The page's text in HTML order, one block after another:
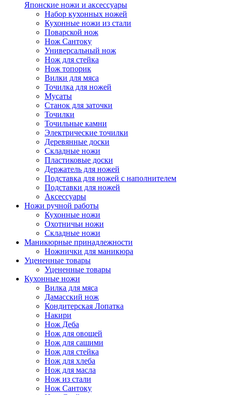
Японские ножи и аксессуары
Набор кухонных ножей
Кухонные ножи из стали
Поварской нож
Нож Сантоку
Универсальный нож
Нож для стейка
Нож топорик
Вилки для мяса
Точилка для ножей
Мусаты
Станок для заточки
Точилки
Точильные камни
Электрические точилки
Деревянные доски
Складные ножи
Пластиковые доски
Держатель для ножей
Подставка для ножей с наполнителем
Подставки для ножей
Аксессуары
Ножи ручной работы
Кухонные ножи
Охотничьи ножи
Складные ножи
Маникюрные принадлежности
Ножнички для маникюра
Уцененные товары
Уцененные товары
Кухонные ножи
Вилка для мяса
Дамасский нож
Кондитерская Лопатка
Накири
Нож Деба
Нож для овощей
Нож для сашими
Нож для стейка
Нож для хлеба
Нож для масла
Нож из стали
Нож Сантоку